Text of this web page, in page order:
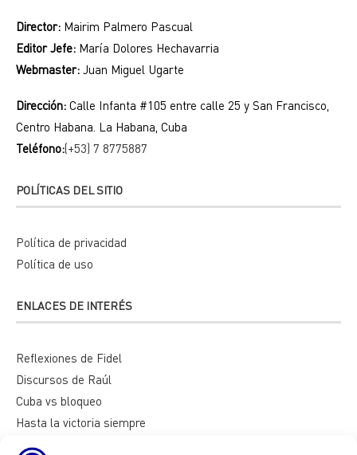
Director: Mairim Palmero Pascual
Editor Jefe: María Dolores Hechavarria
Webmaster: Juan Miguel Ugarte
Dirección: Calle Infanta #105 entre calle 25 y San Francisco,
Centro Habana. La Habana, Cuba
Teléfono:(+53) 7 8775887
POLÍTICAS DEL SITIO
Política de privacidad
Política de uso
ENLACES DE INTERÉS
Reflexiones de Fidel
Discursos de Raúl
Cuba vs bloqueo
Hasta la victoria siempre
Mesa redonda